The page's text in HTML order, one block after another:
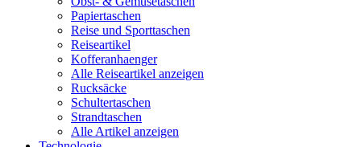
Papiertaschen
Reise und Sporttaschen
Reiseartikel
Kofferanhaenger
Alle Reiseartikel anzeigen
Rucksäcke
Schultertaschen
Strandtaschen
Alle Artikel anzeigen